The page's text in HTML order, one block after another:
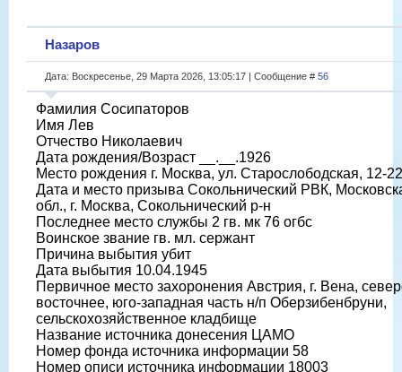
Назаров
Дата: Воскресенье, 29 Марта 2026, 13:05:17 | Сообщение # 56
Фамилия Сосипаторов
Имя Лев
Отчество Николаевич
Дата рождения/Возраст __.__.1926
Место рождения г. Москва, ул. Старослободская, 12-22
Дата и место призыва Сокольнический РВК,
обл., г. Москва, Сокольнический р-н
Последнее место службы 2 гв. мк 76 огбс
Воинское звание гв. мл. сержант
Причина выбытия убит
Дата выбытия 10.04.1945
Первичное место захоронения Австрия, г. Вена,
восточнее, юго-западная часть н/п Оберзибенбруни,
сельскохозяйственное кладбище
Название источника донесения ЦАМО
Номер фонда источника информации 58
Номер описи источника информации 18003